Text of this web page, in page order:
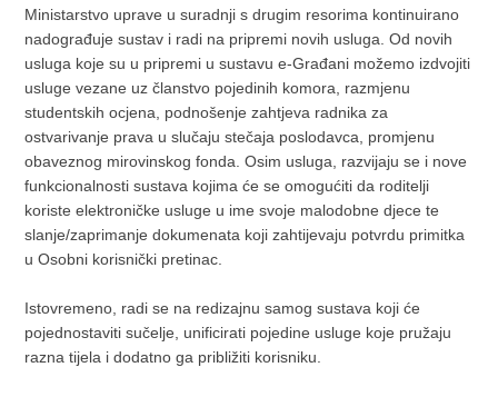
Ministarstvo uprave u suradnji s drugim resorima kontinuirano
nadograđuje sustav i radi na pripremi novih usluga. Od novih
usluga koje su u pripremi u sustavu e-Građani možemo izdvojiti
usluge vezane uz članstvo pojedinih komora, razmjenu
studentskih ocjena, podnošenje zahtjeva radnika za
ostvarivanje prava u slučaju stečaja poslodavca, promjenu
obaveznog mirovinskog fonda. Osim usluga, razvijaju se i nove
funkcionalnosti sustava kojima će se omogućiti da roditelji
koriste elektroničke usluge u ime svoje malodobne djece te
slanje/zaprimanje dokumenata koji zahtijevaju potvrdu primitka
u Osobni korisnički pretinac.
Istovremeno, radi se na redizajnu samog sustava koji će
pojednostaviti sučelje, unificirati pojedine usluge koje pružaju
razna tijela i dodatno ga približiti korisniku.